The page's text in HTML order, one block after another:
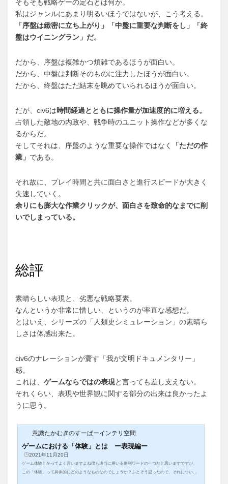
そもそも戦略ゲーの定石とは何か。
私はジャンルにあまり明るいほうではないが、こう考える。
「序盤は緻密に立ち上がり」「中盤に重要な判断をし」「終
盤はウイニングラン」だ。
だから、序盤は複雑かつ煩雑であるほうが面白い。
だから、中盤は判断そのものに注力したほうが面白い。
だから、終盤はただ結末を眺めていられるほうが面白い。
だが、civ6は時間経過とともに操作量が加速度的に増える。
占領した敵地の内政や、戦争時のユニット操作などが多くな
るからだ。
そしてそれは、序盤のような重要な操作ではなく
「ただの作
業」 である。
それ故に、プレイ時間と共に面白さと進行スピードが大きく
失速していく。
余りにも膨大な作業クリックが、面白さを致命的なまでに削
いでしまっている。
総評
素晴らしい表現と、劣悪な戦略要素。
なんというか非常に惜しい、というのが率直な感想だ。
とはいえ、シリーズの「人類史シミュレーション」の素晴ら
しさは体感出来た。
civ6のナレーションが齎す「我が文明ドキュメンタリー」
感。
これは、 ゲームならではの表現と言っても差し支えない。
それくらい、表現や世界観に関する部分の出来は良かったよ
うに思う。
意識たかむぎのすーぱーインテリ空間
ゲームにおける「体験」とは ー表現編ー
2021年11月20日
ゲーム体験とかってよく言いますよね僕も適当に用いる便利ワードの一つだと思いますですが、
この「体験」って具体的にどのようなものなのでしょうか？ふとそう思ったので、それについて